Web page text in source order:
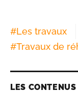
#Les travaux
#Travaux de
LES